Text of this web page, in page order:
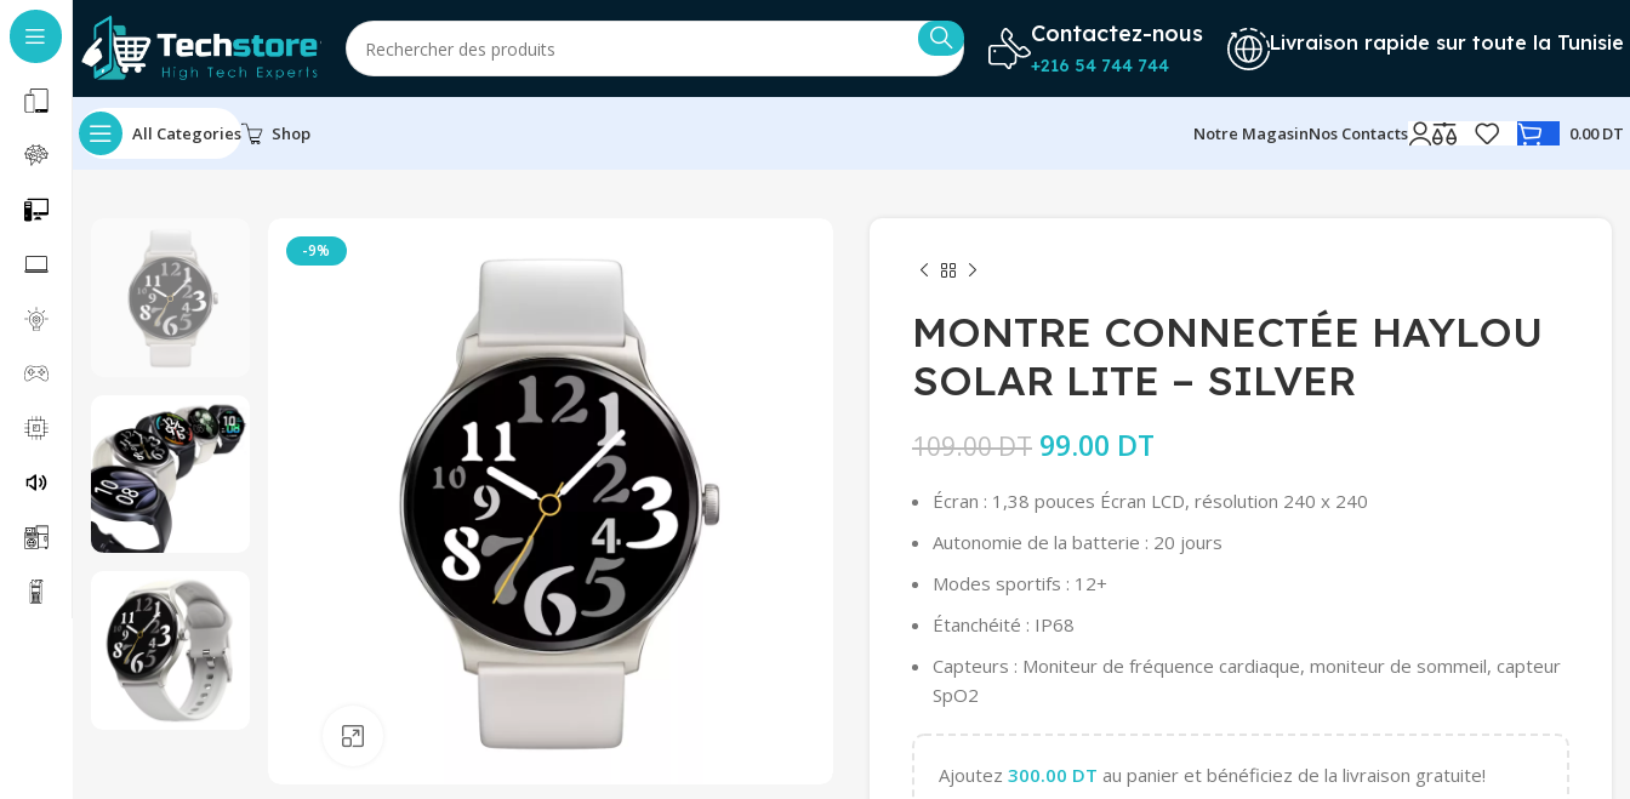
Contactez-nous
+216 54 744 744
Livraison rapide sur toute la Tunisie
All Categories Shop Notre MagasinNos Contacts 0.00DT
-9%
Click to enlarge
MONTRE CONNECTÉE HAYLOU
SOLAR LITE – SILVER
109.00DT Le prix initial était : 109.00 DT.
99.00 DT
Écran : 1,38 pouces Écran LCD, résolution 240 x 240
Autonomie de la batterie : 20 jours
Modes sportifs : 12+
Étanchéité : IP68
Capteurs : Moniteur de fréquence cardiaque, moniteur de sommeil, capteur
SpO2
Ajoutez 300.00 DT au panier et bénéficiez de la livraison gratuite!